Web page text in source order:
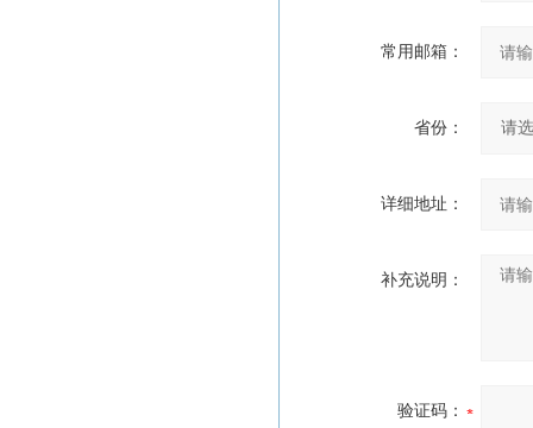
常用邮箱：
省份：
详细地址：
补充说明：
验证码：